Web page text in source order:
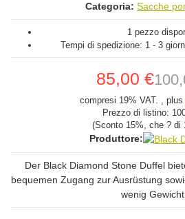
Categoria: Sacche
1 pezzo
Tempi di spedizione: 1 - 3
85,00 €
compresi 19% VAT. , plus
Prezzo di listino:
(Sconto 15%, che ? di
Produttore:
Der Black Diamond Stone Duffel
bequemen Zugang zur Ausrüstung
wenig Gewicht.